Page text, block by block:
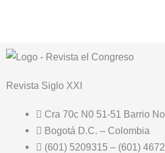
Revista Siglo XXI
Cra 70c N0 51-51 Barrio
Bogotá D.C. – Colombia
(601) 5209315 – (601)